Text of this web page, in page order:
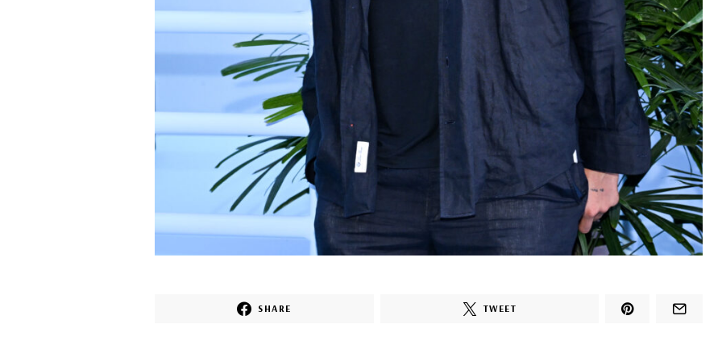
SHARE TWEET